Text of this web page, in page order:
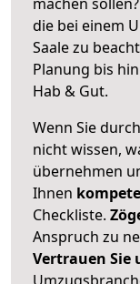
die bei einem
Saale zu
Planung bis
Hab & Gut.
Wenn Sie
nicht wissen,
übernehmen
Ihnen
Checkliste.
Anspruch zu
Vertrauen Sie